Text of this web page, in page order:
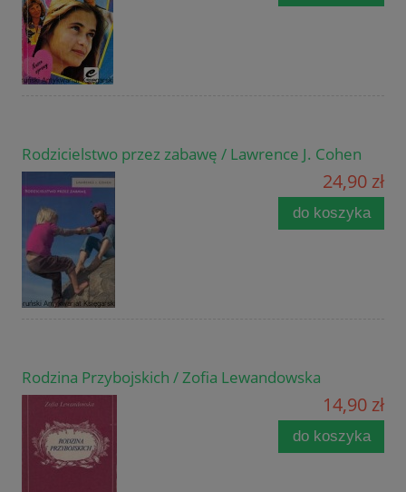
Rodzicielstwo przez zabawę / Lawrence J. Cohen
24,90 zł
do koszyka
Rodzina Przybojskich / Zofia Lewandowska
14,90 zł
do koszyka